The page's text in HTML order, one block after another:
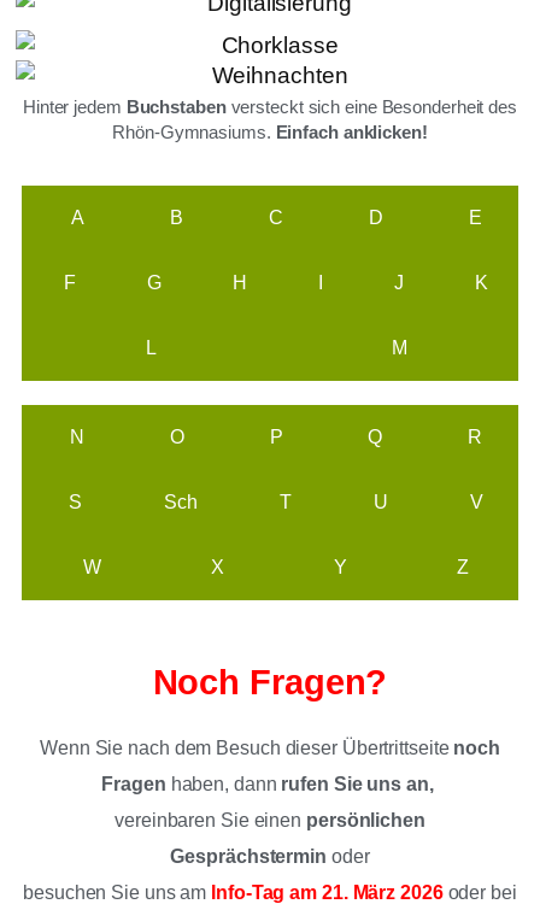
Hinter jedem Buchstabenversteckt sich eine Besonderheit des
Rhön-Gymnasiums. Einfach anklicken!
A B C D E
F G H J K
L M
N O P Q R
S Sch T U V
W X Y Z
Noch Fragen?
Wenn Sie nach dem Besuch dieser Übertrittseite noch
Fragen haben, dann rufen Sie uns an,
vereinbaren Sie einen persönlichen
Gesprächstermin oder
besuchen Sie uns am Info-Tag am 21. März 2026 oder bei